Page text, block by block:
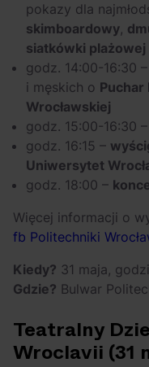
pokazy dla
skimboardowy,
siatkówki plażowej
godz. 14:00-16:30
i męskich o Puchar
Wrocławskiej
godz. 15:00-16:30
godz. 16:15 –
Uniwersytet
godz. 18:00 –
Więcej informacji o
fb Politechniki
Kiedy? 31 maja,
Gdzie? Bulwar
Teatralny
Wroclavii (31